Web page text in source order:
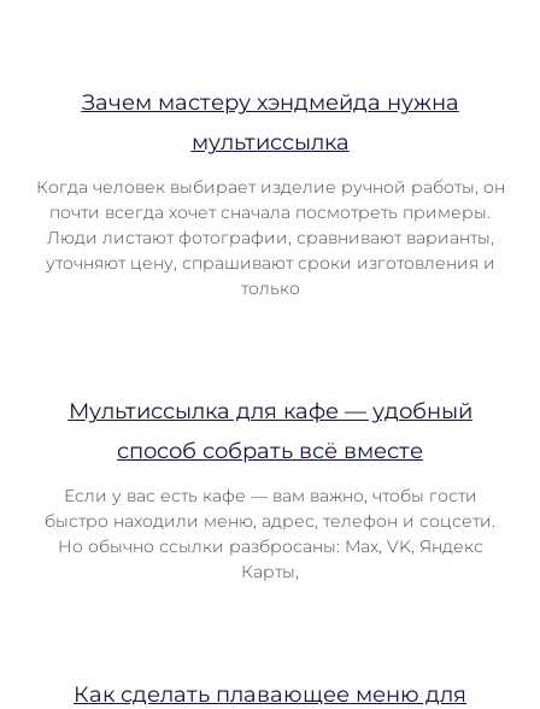
Зачем мастеру хэндмейда нужна
мультиссылка
Когда человек выбирает изделие ручной работы, он
почти всегда хочет сначала посмотреть примеры.
Люди листают фотографии, сравнивают варианты,
уточняют цену, спрашивают сроки изготовления и
только
Мультиссылка для кафе — удобный
способ собрать всё вместе
Если у вас есть кафе — вам важно, чтобы гости
быстро находили меню, адрес, телефон и соцсети.
Но обычно ссылки разбросаны: Max, VK, Яндекс
Карты,
Как сделать плавающее меню для